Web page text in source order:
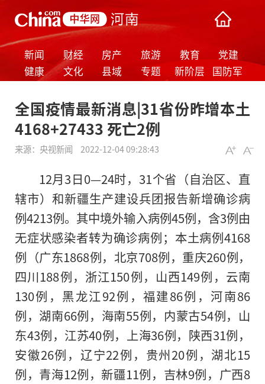
新闻 财经 房产 旅游 教育
党建
健康
文化 县域 专题 新阶层
国防军
全国疫情最新消息|31省份昨增本土
4168+27433 死亡2例
来源： 央视新闻 2022-12-04 09:28:43
12月3日0—24时，31个省（自治区、直
辖市）和新疆生产建设兵团报告新增确诊病
例4213例。其中境外输入病例45例，含3例由
无症状感染者转为确诊病例；本土病例4168
例（广东1868例，北京708例，重庆260例，
四川188例，浙江150例，山西149例，云南
130例，黑龙江92例，福建86例，河南86
例，湖南66例，海南55例，内蒙古54例，山
东43例，江苏40例，上海36例，陕西31例，
安徽26例，辽宁22例，贵州20例，湖北15
例，青海12例，新疆11例，吉林9例，广西8